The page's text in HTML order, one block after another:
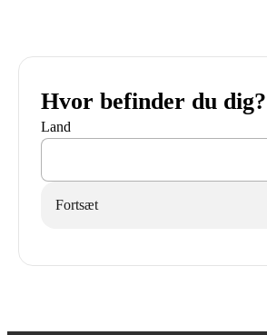
Hvor befinder du dig?
Land
Fortsæt